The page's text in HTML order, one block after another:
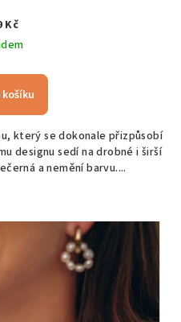
Kč
košíku
který se dokonale přizpůsobí
designu sedí na drobné i širší
a nemění barvu....